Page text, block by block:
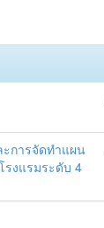
การจัดทำแผน
งแรมระดับ 4